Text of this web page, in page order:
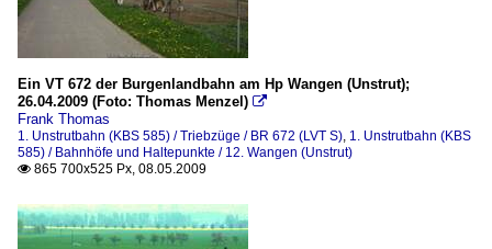
Ein VT 672 der Burgenlandbahn am Hp Wangen (Unstrut);
26.04.2009 (Foto: Thomas Menzel) 
Frank Thomas
1. Unstrutbahn (KBS 585) / Triebzüge / BR 672 (LVT S), 1. Unstrutbahn (KBS
585) / Bahnhöfe und Haltepunkte / 12. Wangen (Unstrut)
 865 700x525 Px, 08.05.2009